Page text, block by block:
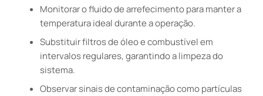
Monitorar o fluido de arrefecimento para manter a
temperatura ideal durante a operação.
Substituir filtros de óleo e combustível em
intervalos regulares, garantindo a limpeza do
sistema.
Observar sinais de contaminação como partículas